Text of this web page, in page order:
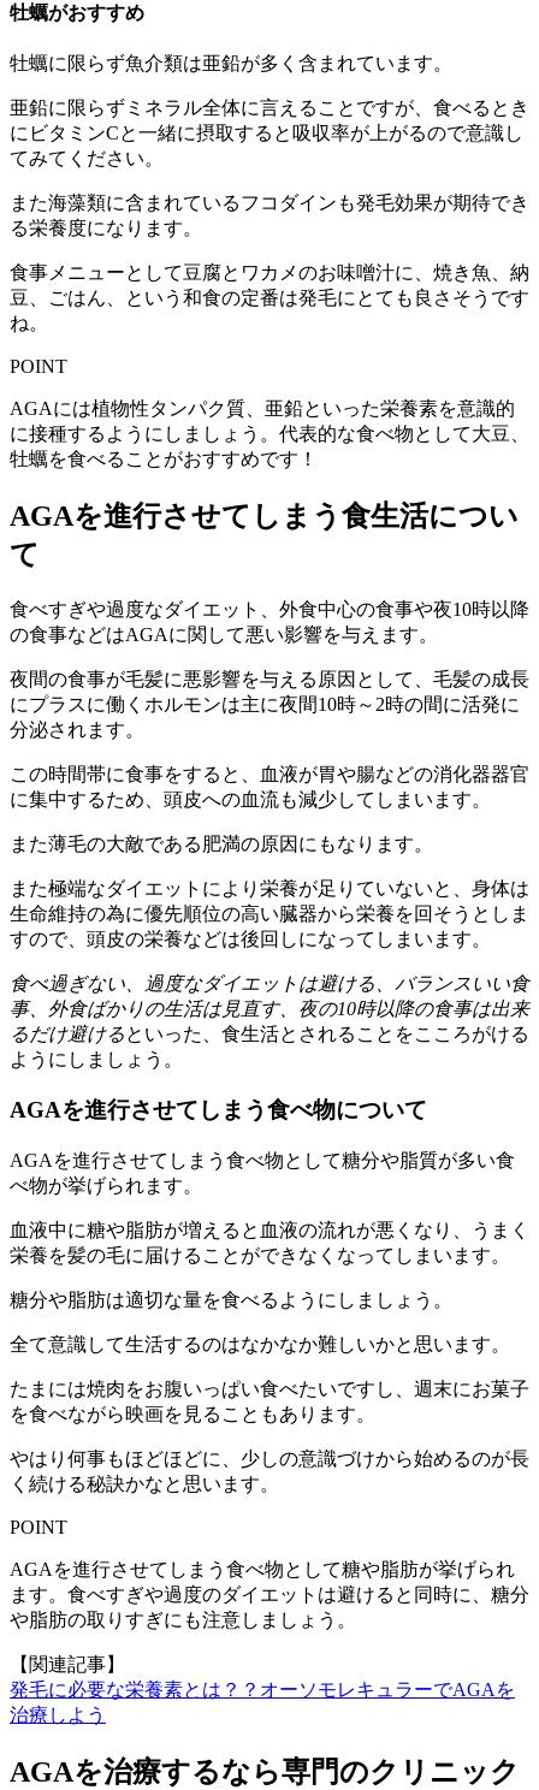
牡蠣がおすすめ
牡蠣に限らず魚介類は亜鉛が多く含まれています。
亜鉛に限らずミネラル全体に言えることですが、食べるとき
にビタミンCと一緒に摂取すると吸収率が上がるので意識し
てみてください。
また海藻類に含まれているフコダインも発毛効果が期待でき
る栄養度になります。
食事メニューとして豆腐とワカメのお味噌汁に、焼き魚、納
豆、ごはん、という和食の定番は発毛にとても良さそうです
ね。
POINT
AGAには植物性タンパク質、亜鉛といった栄養素を意識的
に接種するようにしましょう。代表的な食べ物として大豆、
牡蠣を食べることがおすすめです！
AGAを進行させてしまう食生活につい
て
食べすぎや過度なダイエット、外食中心の食事や夜10時以降
の食事などはAGAに関して悪い影響を与えます。
夜間の食事が毛髪に悪影響を与える原因として、毛髪の成長
にプラスに働くホルモンは主に夜間10時～2時の間に活発に
分泌されます。
この時間帯に食事をすると、血液が胃や腸などの消化器器官
に集中するため、頭皮への血流も減少してしまいます。
また薄毛の大敵である肥満の原因にもなります。
また極端なダイエットにより栄養が足りていないと、身体は
生命維持の為に優先順位の高い臓器から栄養を回そうとしま
すので、頭皮の栄養などは後回しになってしまいます。
食べ過ぎない、過度なダイエットは避ける、バランスいい食
事、外食ばかりの生活は見直す、夜の10時以降の食事は出来
るだけ避けるといった、食生活とされることをこころがける
ようにしましょう。
AGAを進行させてしまう食べ物について
AGAを進行させてしまう食べ物として糖分や脂質が多い食
べ物が挙げられます。
血液中に糖や脂肪が増えると血液の流れが悪くなり、うまく
栄養を髪の毛に届けることができなくなってしまいます。
糖分や脂肪は適切な量を食べるようにしましょう。
全て意識して生活するのはなかなか難しいかと思います。
たまには焼肉をお腹いっぱい食べたいですし、週末にお菓子
を食べながら映画を見ることもあります。
やはり何事もほどほどに、少しの意識づけから始めるのが長
く続ける秘訣かなと思います。
POINT
AGAを進行させてしまう食べ物として糖や脂肪が挙げられ
ます。食べすぎや過度のダイエットは避けると同時に、糖分
や脂肪の取りすぎにも注意しましょう。
【関連記事】
発毛に必要な栄養素とは？？オーソモレキュラーでAGAを
治療しよう
AGAを治療するなら専門のクリニック